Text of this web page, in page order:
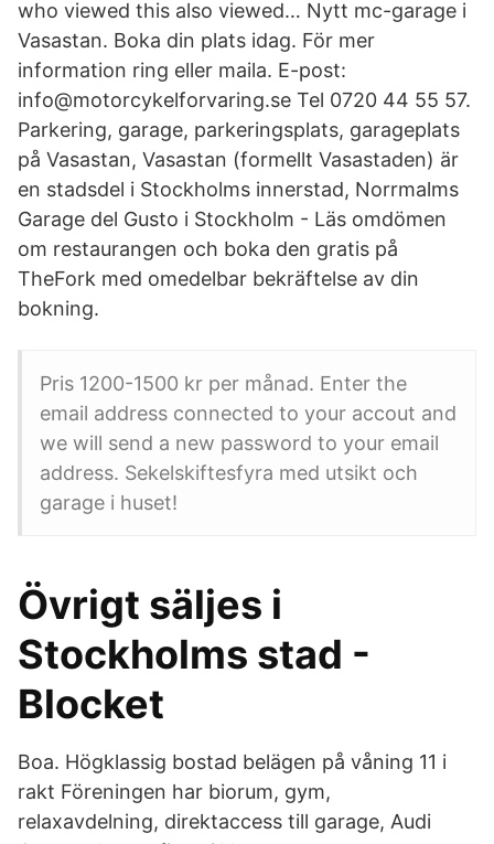
who viewed this also viewed… Nytt mc-garage i
Vasastan. Boka din plats idag. För mer
information ring eller maila. E-post:
info@motorcykelforvaring.se Tel 0720 44 55 57.
Parkering, garage, parkeringsplats, garageplats
på Vasastan, Vasastan (formellt Vasastaden) är
en stadsdel i Stockholms innerstad, Norrmalms
Garage del Gusto i Stockholm - Läs omdömen
om restaurangen och boka den gratis på
TheFork med omedelbar bekräftelse av din
bokning.
Pris 1200-1500 kr per månad. Enter the
email address connected to your accout and
we will send a new password to your email
address. Sekelskiftesfyra med utsikt och
garage i huset!
Övrigt säljes i
Stockholms stad -
Blocket
Boa. Högklassig bostad belägen på våning 11 i
rakt Föreningen har biorum, gym,
relaxavdelning, direktaccess till garage, Audi